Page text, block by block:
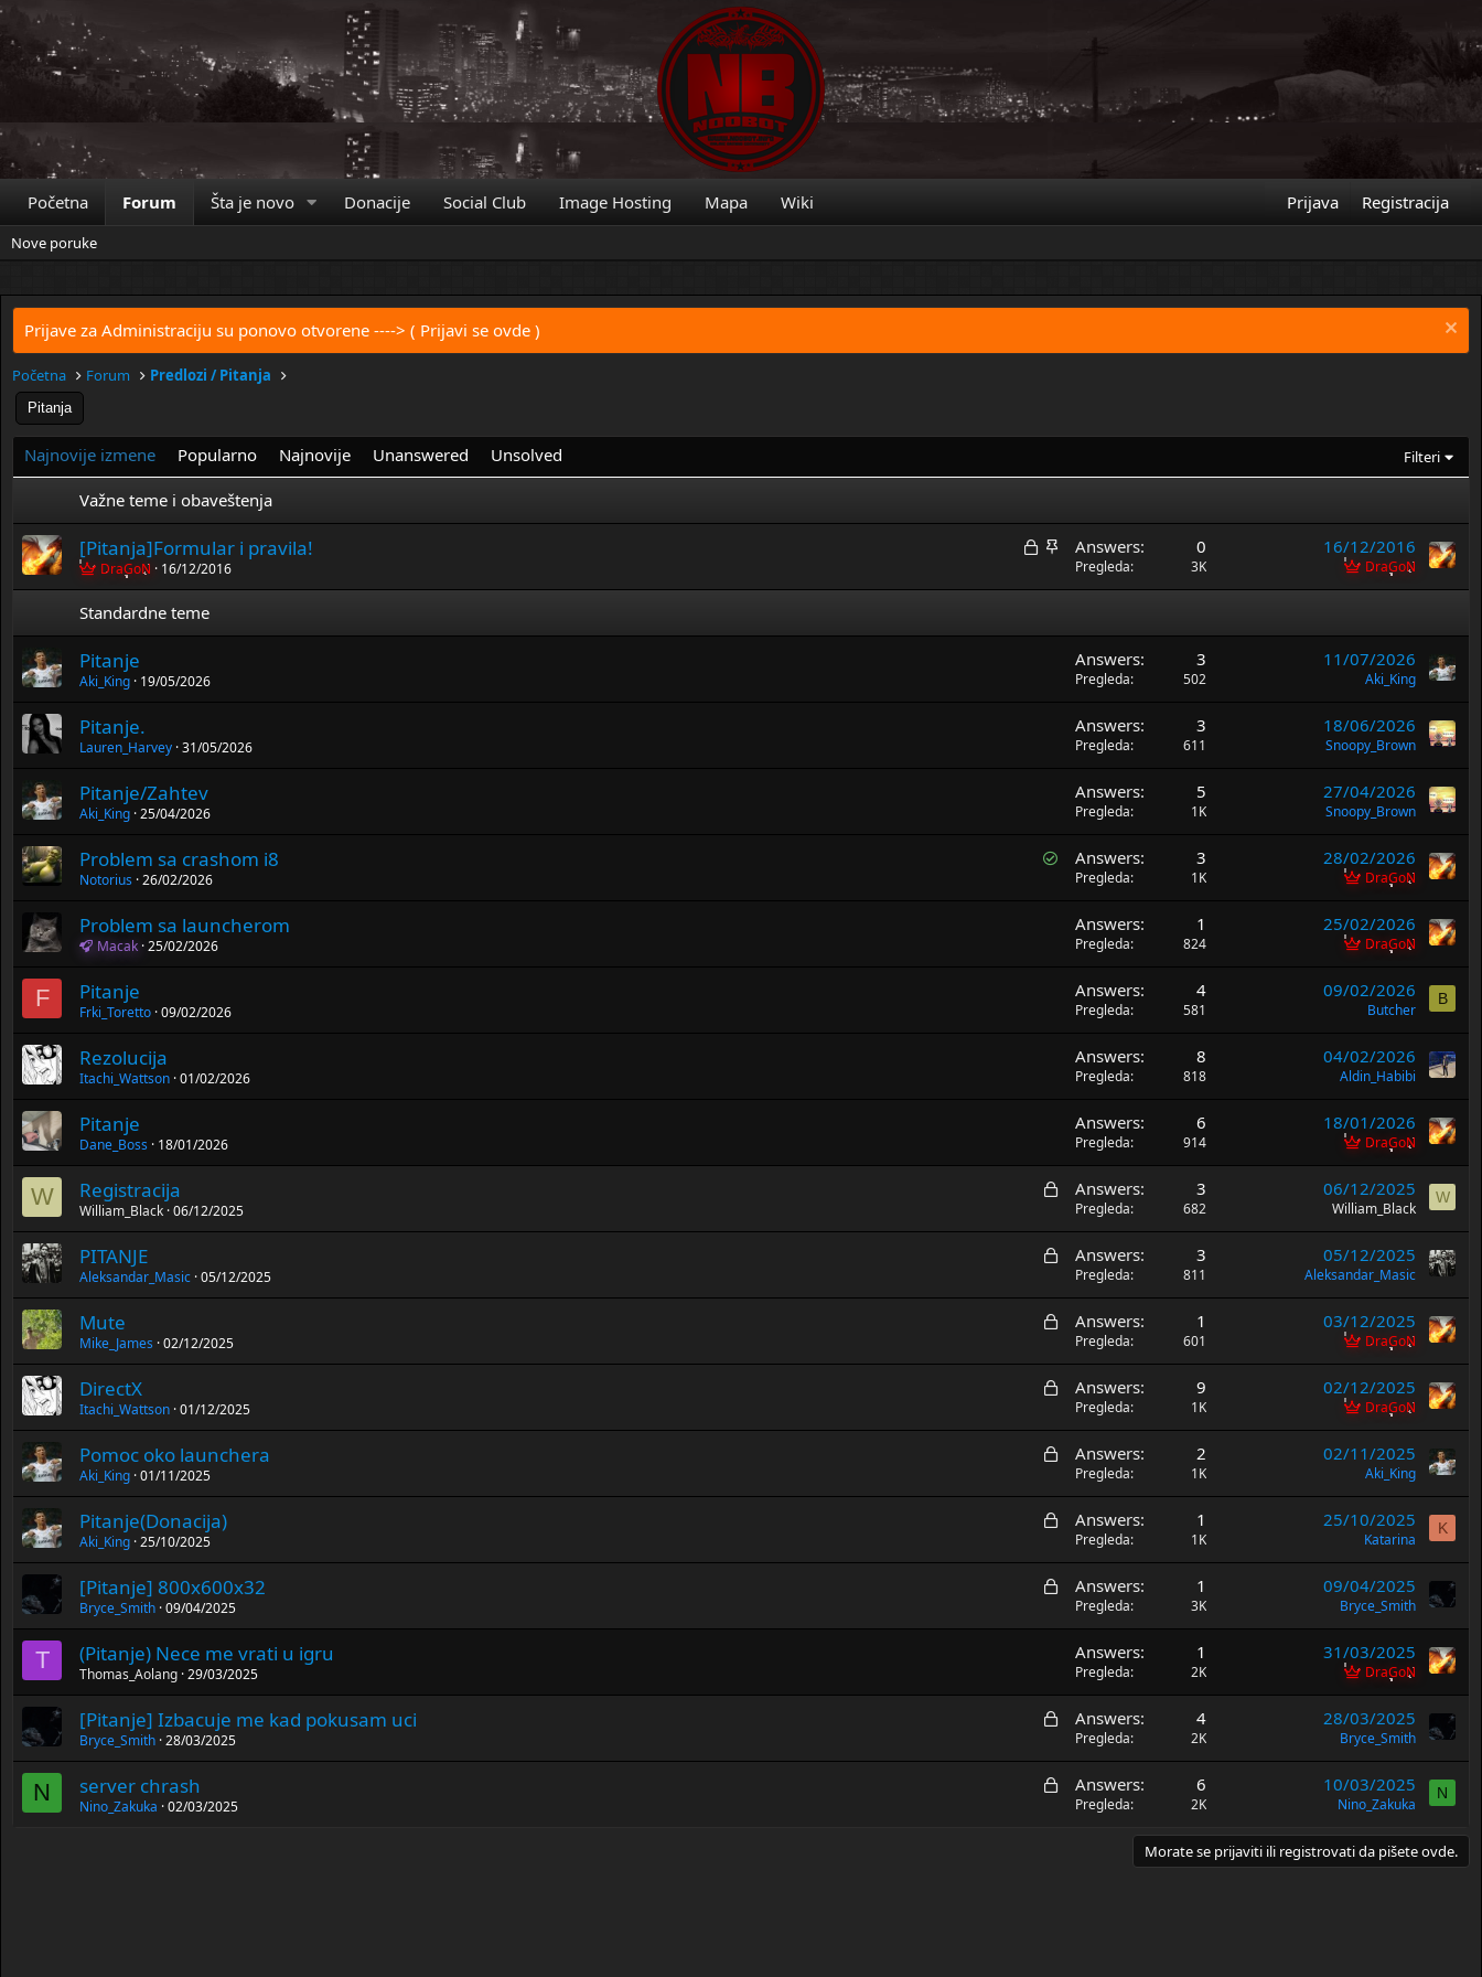
Početna Forum Šta je novo Donacije Social Club Image Hosting Mapa Wiki Prijava Registracija
Nove poruke
Prijave za Administraciju su ponovo otvorene ----> ( Prijavi se ovde )
Početna Forum Predlozi / Pitanja
Pitanja
Najnovije izmene Popularno Najnovije Unanswered Unsolved Filteri
Važne teme i obaveštenja
Z
t
o
L
p
ј
[Pitanja]Formular i pravila!
DraGoN 16/12/2016
Answers 0
Pregleda 3K
16/12/2016
DraGoN
Standardne teme
Pitanje
Aki_King 19/05/2026
Answers 3
Pregleda 502
11/07/2026
Aki_King
Pitanje.
Lauren_Harvey 31/05/2026
Answers 3
Pregleda 611
18/06/2026
Snoopy_Brown
Pitanje/Zahtev
Aki_King 25/04/2026
Answers 5
Pregleda 1K
27/04/2026
Snoopy_Brown
S
Problem sa crashom i8
Notorius 26/02/2026
Answers 3
Pregleda 1K
28/02/2026
DraGoN
Problem sa launcherom
Macak 25/02/2026
Answers 1
Pregleda 824
25/02/2026
DraGoN
F Pitanje
Frki_Toretto 09/02/2026
Answers 4
Pregleda 581
09/02/2026
Butcher
B
Rezolucija
Itachi_Wattson 01/02/2026
Answers 8
Pregleda 818
04/02/2026
Aldin_Habibi
Pitanje
Dane_Boss 18/01/2026
Answers 6
Pregleda 914
18/01/2026
DraGoN
W
Z
t
v
r
e
Registracija
William_Black 06/12/2025
Answers 3
Pregleda 682
06/12/2025
William_Black
W
Z
t
v
r
e
PITANJE
Aleksandar_Masic 05/12/2025
Answers 3
Pregleda 811
05/12/2025
Aleksandar_Masic
Z
t
v
r
e
Mute
Mike_James 02/12/2025
Answers 1
Pregleda 601
03/12/2025
DraGoN
Z
t
v
r
e
DirectX
Itachi_Wattson 01/12/2025
Answers 9
Pregleda 1K
02/12/2025
DraGoN
Z
t
v
r
e
Pomoc oko launchera
Aki_King 01/11/2025
Answers 2
Pregleda 1K
02/11/2025
Aki_King
Z
t
v
r
Pitanje(Donacija)
Aki_King 25/10/2025
Answers 1
Pregleda 1K
25/10/2025
Katarina
K
Z
t
r
e
[Pitanje] 800x600x32
Bryce_Smith 09/04/2025
Answers 1
Pregleda 3K
09/04/2025
Bryce_Smith
T (Pitanje) Nece me vrati u igru
Thomas_Aolang 29/03/2025
Answers 1
Pregleda 2K
31/03/2025
DraGoN
Z
t
v
[Pitanje] Izbacuje me kad pokusam uci
Bryce_Smith 28/03/2025
Answers 4
Pregleda 2K
28/03/2025
Bryce_Smith
N
Z
server chrash
Nino_Zakuka 02/03/2025
Answers 6
Pregleda 2K
10/03/2025
Nino_Zakuka
N
Morate se prijaviti ili registrovati da pišete ovde.